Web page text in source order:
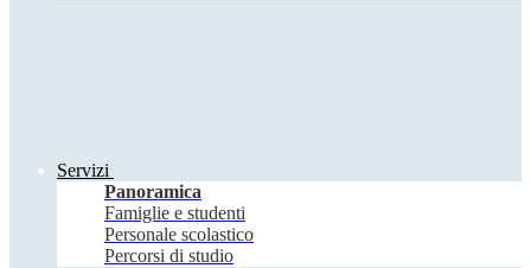
Servizi
Panoramica
Famiglie e studenti
Personale scolastico
Percorsi di studio